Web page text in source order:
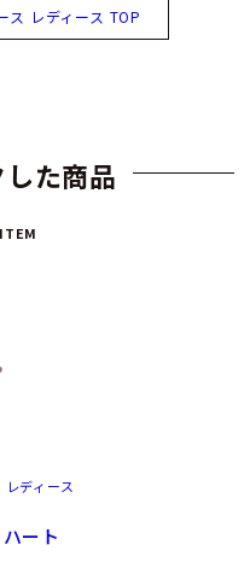
ス レディース TOP
た商品
ディース
ート